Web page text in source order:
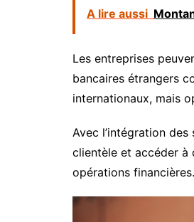
A lire aussi
Les entreprises
bancaires étrangers
internationaux, mais
Avec l’intégration
clientèle et accéder à
opérations financières.